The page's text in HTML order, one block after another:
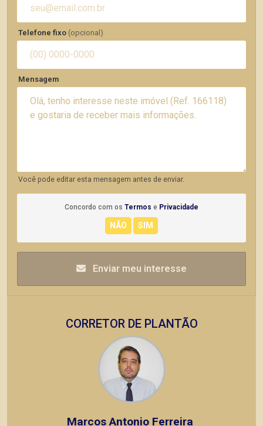
Telefone fixo (opcional)
Mensagem
Você pode editar esta mensagem antes de enviar.
Concordo com os Termos e Privacidade
Enviar meu interesse
CORRETOR DE PLANTÃO
Marcos Antonio Ferreira